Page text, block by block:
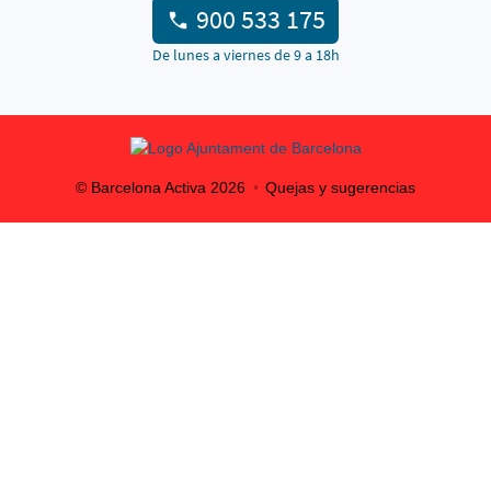
900 533 175
De lunes a viernes de 9 a 18h
© Barcelona Activa 2026 Quejas y sugerencias